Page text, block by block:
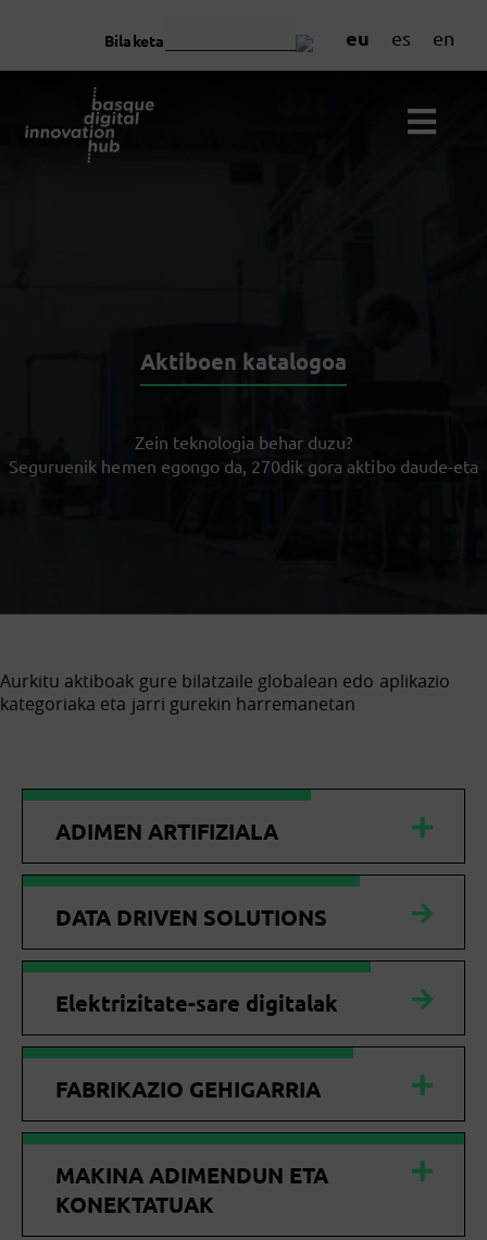
eu es en
Bilaketa
Aktiboen katalogoa
Zein teknologia behar duzu?
Seguruenik hemen egongo da, 270dik gora aktibo daude-eta
Aurkitu aktiboak gure bilatzaile globalean edo aplikazio
kategoriaka eta jarri gurekin harremanetan
ADIMEN ARTIFIZIALA
DATA DRIVEN SOLUTIONS
Elektrizitate-sare digitalak
FABRIKAZIO GEHIGARRIA
MAKINA ADIMENDUN ETA
KONEKTATUAK